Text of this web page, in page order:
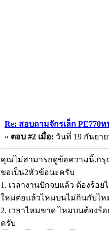
Re: สอบถามจักรเล็ก PE770
« ตอบ #2 เมื่อ: วันที่ 19 กันยาย
คุณไม่สามารถดูข้อความนี้.กรุ
ขอเป็น2หัวข้อนะครับ
1. เวลางานปักจบแล้ว ต้องร้อ
ใหม่ต่อแล้วไหมบนไม่กินกับไห
2. เวลาไหมขาด ไหมบนต้องร้
ครับ